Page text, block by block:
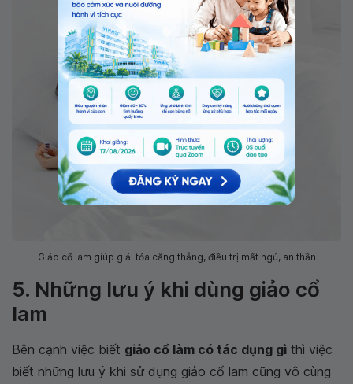
Giảo cổ lam giúp giải tỏa căng thẳng, điều trị mất ngủ, an thần
5. Những lưu ý khi dùng giảo cổ
lam
Bên cạnh việc biết giảo cổ làm có tác dụng gì thì việc
biết những lưu ý khi sử dụng giảo cổ lam cũng vô cùng